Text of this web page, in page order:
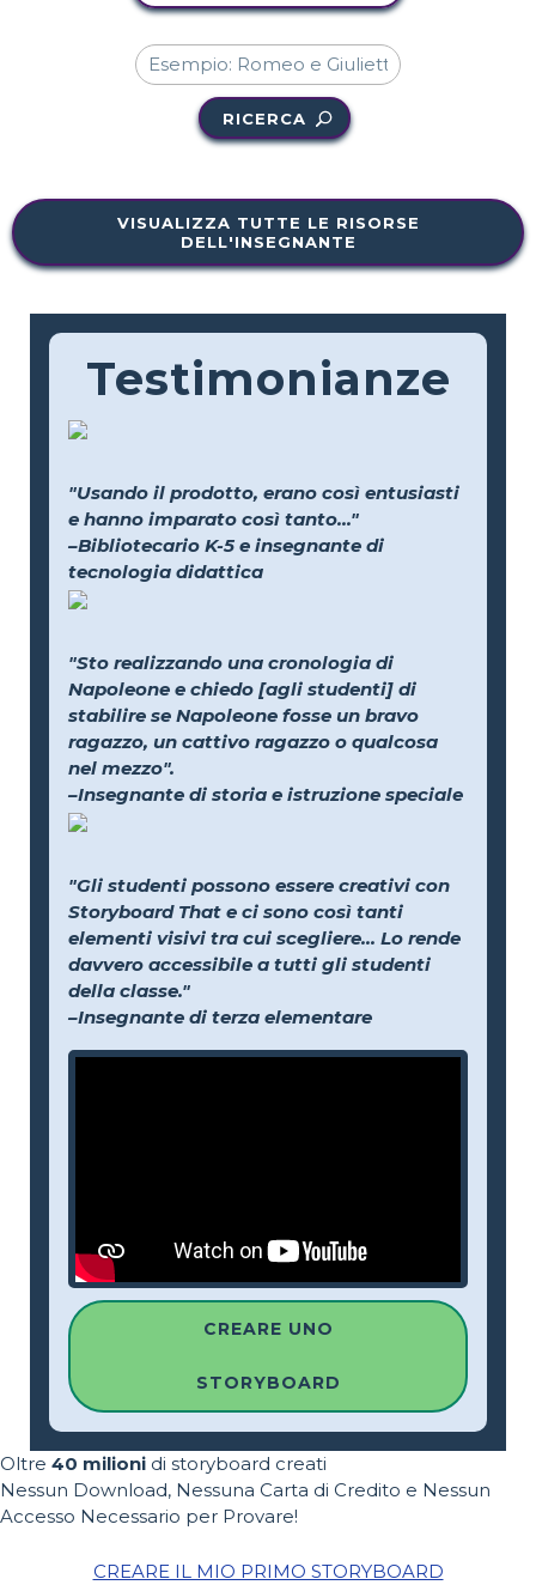
RICERCA
VISUALIZZA TUTTE LE RISORSE
DELL'INSEGNANTE
Testimonianze
"Usando il prodotto, erano così entusiasti
e hanno imparato così tanto..."
–Bibliotecario K-5 e insegnante di
tecnologia didattica
"Sto realizzando una cronologia di
Napoleone e chiedo [agli studenti] di
stabilire se Napoleone fosse un bravo
ragazzo, un cattivo ragazzo o qualcosa
nel mezzo".
–Insegnante di storia e istruzione speciale
"Gli studenti possono essere creativi con
Storyboard That e ci sono così tanti
elementi visivi tra cui scegliere... Lo rende
davvero accessibile a tutti gli studenti
della classe."
–Insegnante di terza elementare
CREARE UNO
STORYBOARD
Oltre 40 milioni di storyboard creati
Nessun Download, Nessuna Carta di Credito e Nessun
Accesso Necessario per Provare!
CREARE IL MIO PRIMO STORYBOARD